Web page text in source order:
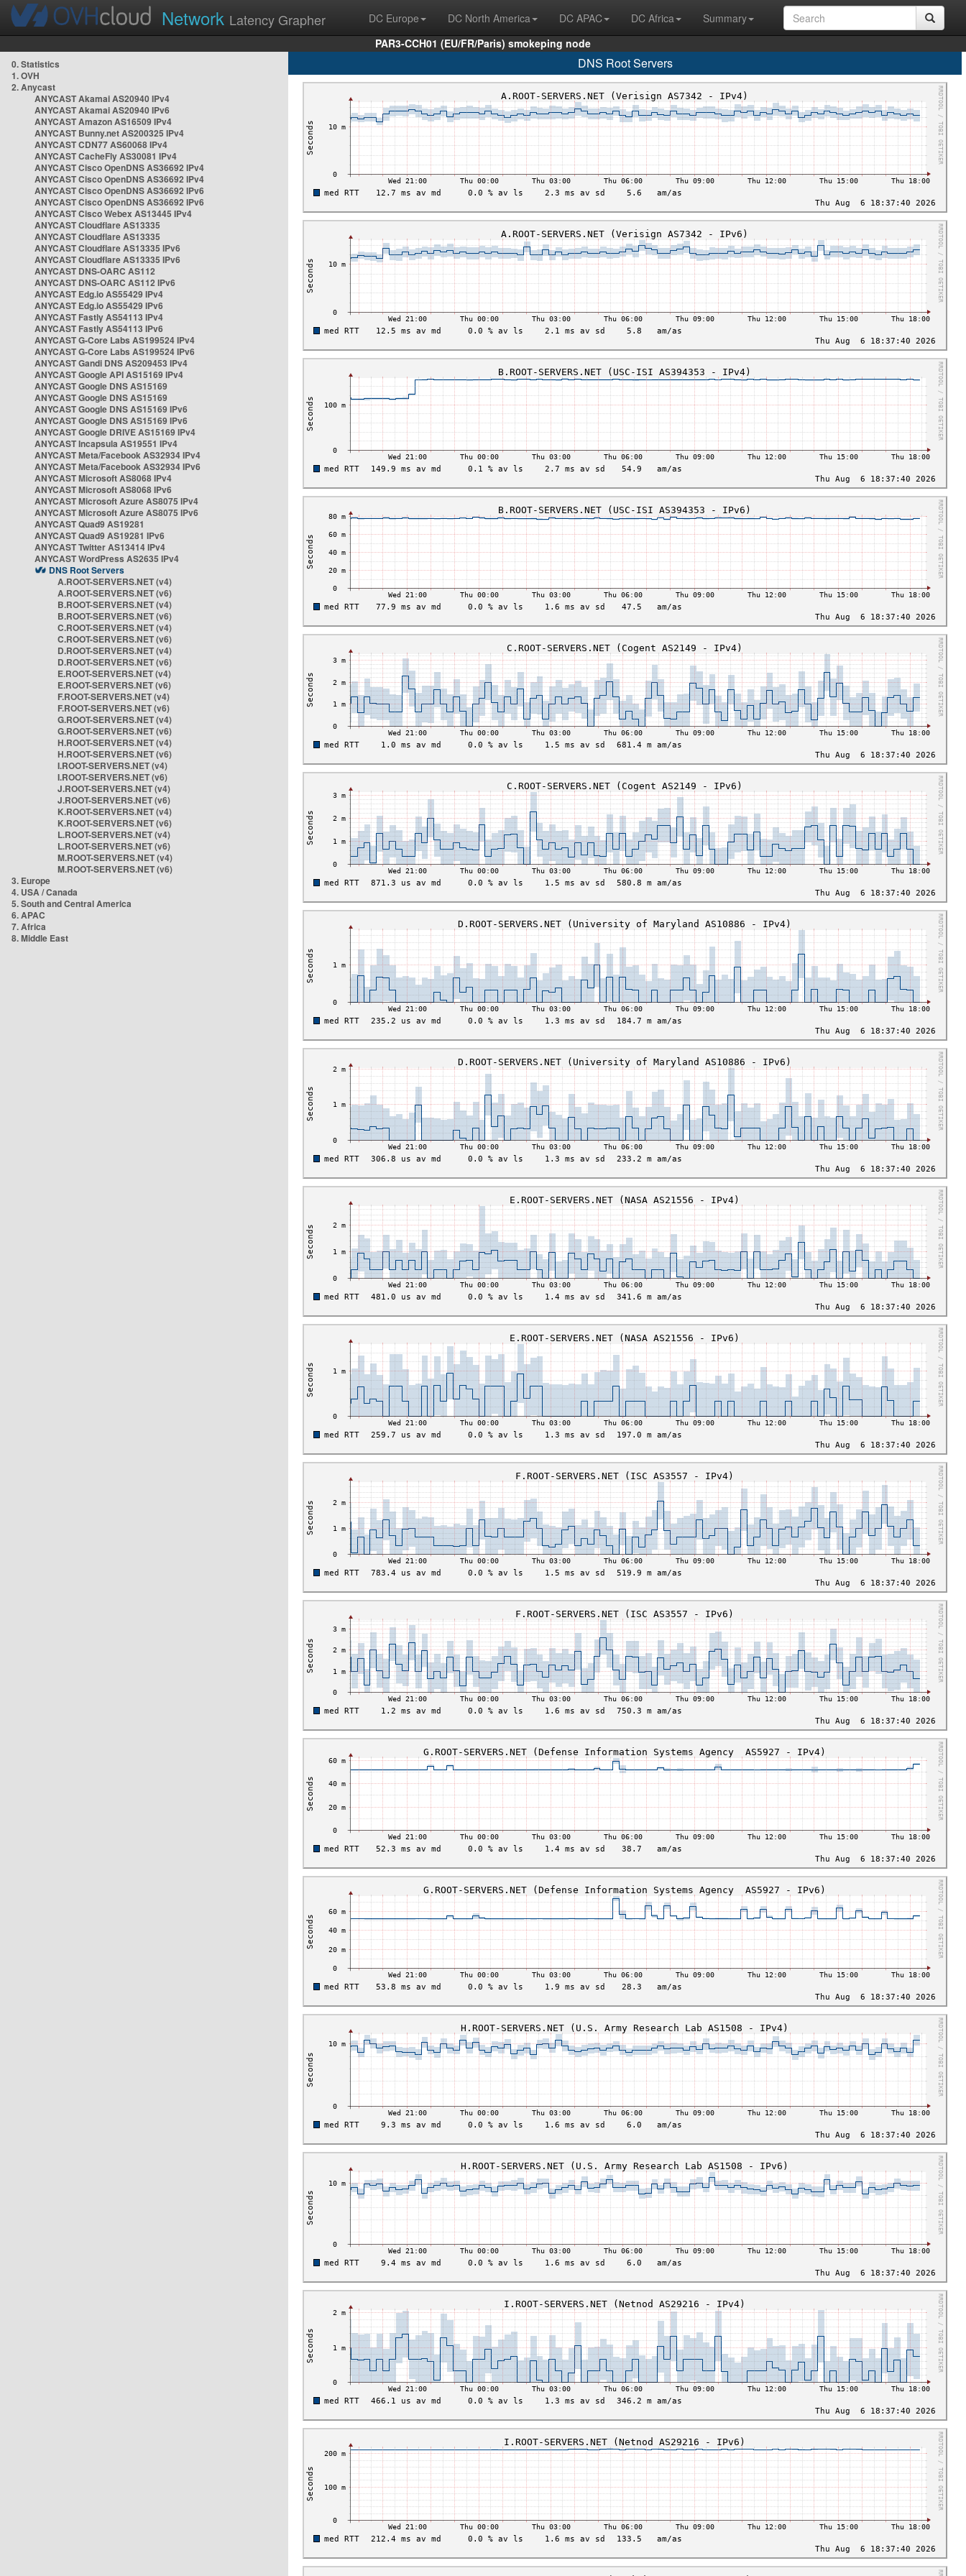
Network Latency Grapher DC Europe DC North America DC APAC DC Africa
Summary
PAR3-CCH01 (EU/FR/Paris) smokeping node
0. Statistics
1. OVH
2. Anycast
ANYCAST Akamai AS20940 IPv4
ANYCAST Akamai AS20940 IPv6
ANYCAST Amazon AS16509 IPv4
ANYCAST Bunny.net AS200325 IPv4
ANYCAST CDN77 AS60068 IPv4
ANYCAST CacheFly AS30081 IPv4
ANYCAST Cisco OpenDNS AS36692 IPv4
ANYCAST Cisco OpenDNS AS36692 IPv4
ANYCAST Cisco OpenDNS AS36692 IPv6
ANYCAST Cisco OpenDNS AS36692 IPv6
ANYCAST Cisco Webex AS13445 IPv4
ANYCAST Cloudflare AS13335
ANYCAST Cloudflare AS13335
ANYCAST Cloudflare AS13335 IPv6
ANYCAST Cloudflare AS13335 IPv6
ANYCAST DNS-OARC AS112
ANYCAST DNS-OARC AS112 IPv6
ANYCAST Edg.io AS55429 IPv4
ANYCAST Edg.io AS55429 IPv6
ANYCAST Fastly AS54113 IPv4
ANYCAST Fastly AS54113 IPv6
ANYCAST G-Core Labs AS199524 IPv4
ANYCAST G-Core Labs AS199524 IPv6
ANYCAST Gandi DNS AS209453 IPv4
ANYCAST Google API AS15169 IPv4
ANYCAST Google DNS AS15169
ANYCAST Google DNS AS15169
ANYCAST Google DNS AS15169 IPv6
ANYCAST Google DNS AS15169 IPv6
ANYCAST Google DRIVE AS15169 IPv4
ANYCAST Incapsula AS19551 IPv4
ANYCAST Meta/Facebook AS32934 IPv4
ANYCAST Meta/Facebook AS32934 IPv6
ANYCAST Microsoft AS8068 IPv4
ANYCAST Microsoft AS8068 IPv6
ANYCAST Microsoft Azure AS8075 IPv4
ANYCAST Microsoft Azure AS8075 IPv6
ANYCAST Quad9 AS19281
ANYCAST Quad9 AS19281 IPv6
ANYCAST Twitter AS13414 IPv4
ANYCAST WordPress AS2635 IPv4
DNS Root Servers
A.ROOT-SERVERS.NET (v4)
A.ROOT-SERVERS.NET (v6)
B.ROOT-SERVERS.NET (v4)
B.ROOT-SERVERS.NET (v6)
C.ROOT-SERVERS.NET (v4)
C.ROOT-SERVERS.NET (v6)
D.ROOT-SERVERS.NET (v4)
D.ROOT-SERVERS.NET (v6)
E.ROOT-SERVERS.NET (v4)
E.ROOT-SERVERS.NET (v6)
F.ROOT-SERVERS.NET (v4)
F.ROOT-SERVERS.NET (v6)
G.ROOT-SERVERS.NET (v4)
G.ROOT-SERVERS.NET (v6)
H.ROOT-SERVERS.NET (v4)
H.ROOT-SERVERS.NET (v6)
I.ROOT-SERVERS.NET (v4)
I.ROOT-SERVERS.NET (v6)
J.ROOT-SERVERS.NET (v4)
J.ROOT-SERVERS.NET (v6)
K.ROOT-SERVERS.NET (v4)
K.ROOT-SERVERS.NET (v6)
L.ROOT-SERVERS.NET (v4)
L.ROOT-SERVERS.NET (v6)
M.ROOT-SERVERS.NET (v4)
M.ROOT-SERVERS.NET (v6)
3. Europe
4. USA / Canada
5. South and Central America
6. APAC
7. Africa
8. Middle East
DNS Root Servers